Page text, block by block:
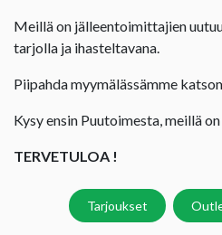
Meillä on jälleentoimittajien
tarjolla ja ihasteltavana.
Piipahda myymälässämme
Kysy ensin Puutoimesta, meillä
TERVETULOA !
Tarjoukset